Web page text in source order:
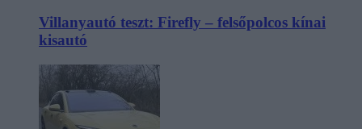
Villanyautó teszt: Firefly – felsőpolcos kínai
kisautó